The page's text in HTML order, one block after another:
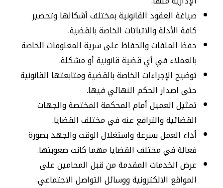
صياغة العقود القانونية بمختلف أشكالها وتحضير
كافة الأدلة والاثباتات الخاصة بالقضية.
حفظ الملفات والحفاظ على سرية المعلومات الخاصة
بالعملاء في أي قضية قانونية أو مشكلة.
توضيح الإجراءات الخاصة بالقضية ومتابعتها القانونية
حتى اصدار الحكم النهائي فيها.
تمثيل العميل أمام المحكمة المختصة والجهات
القضائية والترافع عنه في مختلف القضايا.
أداء العمل بسرعة واستغلال الوقت والجهد بصورة
فعالة في مختلف القضايا مهما كانت صعوبتها.
عرض الخدمات المقدمة من قبل المحامين على
المواقع الالكترونية ووسائل التواصل الاجتماعي.